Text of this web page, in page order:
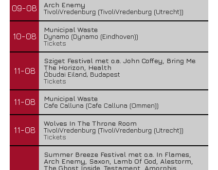
09-08
Arch Enemy
TivoliVredenburg (TivoliVredenburg (Utrecht))
10-08
Municipal Waste
Dynamo (Dynamo (Eindhoven))
Tickets
11-08
Sziget Festival met o.a. John Coffey, Bring Me
The Horizon, Health
Óbudai Eiland, Budapest
Tickets
11-08
Municipal Waste
Cafe Calluna (Cafe Calluna (Ommen))
11-08
Wolves In The Throne Room
TivoliVredenburg (TivoliVredenburg (Utrecht))
Tickets
Summer Breeze Festival met o.a. In Flames,
Arch Enemy, Saxon, Lamb Of God, Alestorm,
The Ghost Inside, Testament, Amorphis,